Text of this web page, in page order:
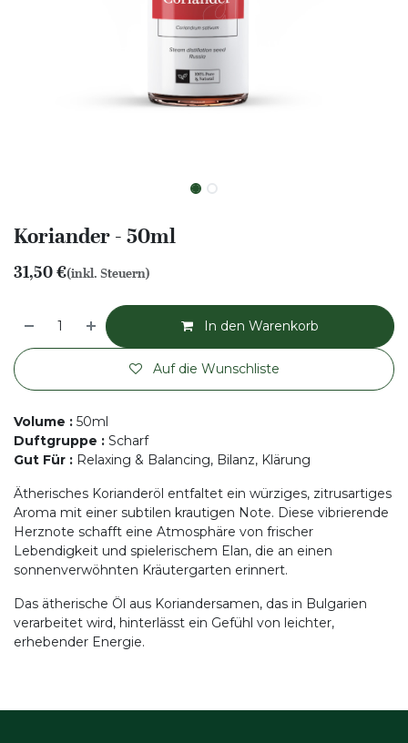
Koriander - 50ml
31,50€(inkl. Steuern)
In den Warenkorb
Auf die Wunschliste
Volume : 50ml
Duftgruppe : Scharf
Gut Für : Relaxing & Balancing, Bilanz, Klärung
Ätherisches Korianderöl entfaltet ein würziges, zitrusartiges
Aroma mit einer subtilen krautigen Note. Diese vibrierende
Herznote schafft eine Atmosphäre von frischer
Lebendigkeit und spielerischem Elan, die an einen
sonnenverwöhnten Kräutergarten erinnert.
Das ätherische Öl aus Koriandersamen, das in Bulgarien
verarbeitet wird, hinterlässt ein Gefühl von leichter,
erhebender Energie.